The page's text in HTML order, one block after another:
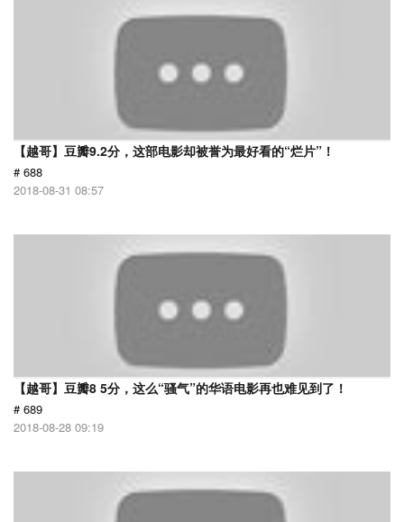
【越哥】豆瓣9.2分，这部电影却被誉为最好看的“烂片”！
# 688
2018-08-31 08:57
【越哥】豆瓣8 5分，这么“骚气”的华语电影再也难见到了！
# 689
2018-08-28 09:19